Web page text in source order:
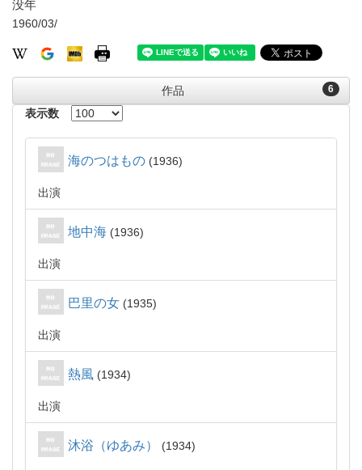
没年
1960/03/
6
作品
表示数
海のつはもの 1936
出演
地中海 1936
出演
巴里の女 1935
出演
熱風 1934
出演
沐浴（ゆあみ） 1934